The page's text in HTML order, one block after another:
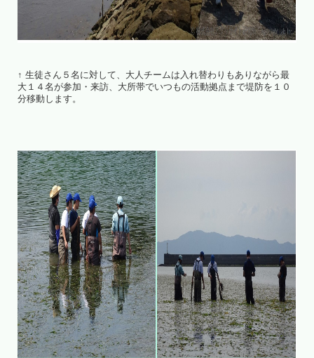
↑ 生徒さん５名に対して、大人チームは入れ替わりもありながら最
大１４名が参加・来訪、大所帯でいつもの活動拠点まで堤防を１０
分移動します。